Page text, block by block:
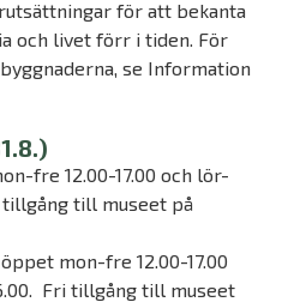
för att bekanta
och livet förr i tiden. För
se Information
fre 12.00-17.00 och lör-
tillgång till museet på
mon-fre 12.00-17.00
Fri tillgång till museet